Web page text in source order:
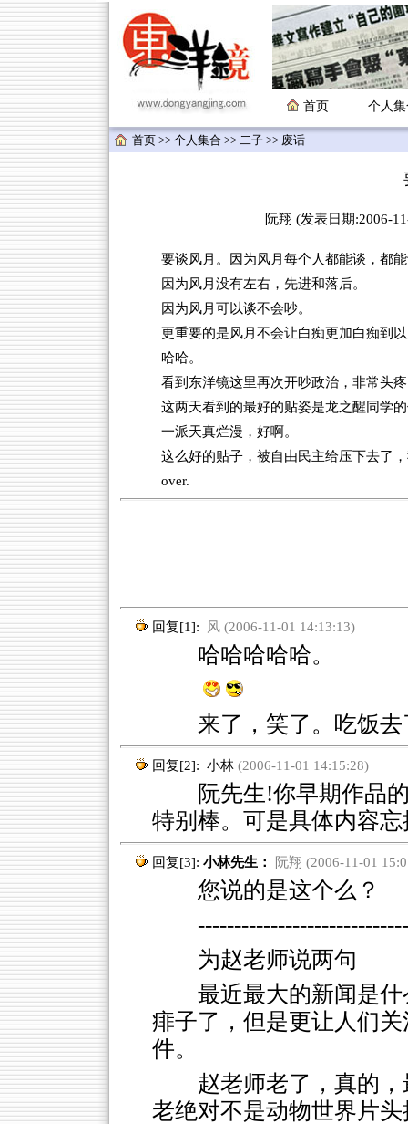
首页 个人
首页 >> 个人集合 >> 二子 >> 废话
阮翔 (发表日期:2006-
要谈风月。因为风月每个人都能谈，都能
因为风月没有左右，先进和落后。
因为风月可以谈不会吵。
更重要的是风月不会让白痴更加白痴到
哈哈。
看到东洋镜这里再次开吵政治，非常头
这两天看到的最好的贴姿是龙之醒同学
一派天真烂漫，好啊。
这么好的贴子，被自由民主给压下去了
over.
回复[1]: 风 (2006-11-01 14:13:13)
哈哈哈哈哈。
来了，笑了。吃饭去
回复[2]: 小林(2006-11-01 14:15:28)
阮先生!你早期作品的
特别棒。可是具体内容
回复[3]: 小林先生： 阮翔 (2006-11-01
您说的是这个么？
为赵老师说两句
最近最大的新闻是
痱子了，但是更让人们
件。
赵老师老了，真的
老绝对不是动物世界片